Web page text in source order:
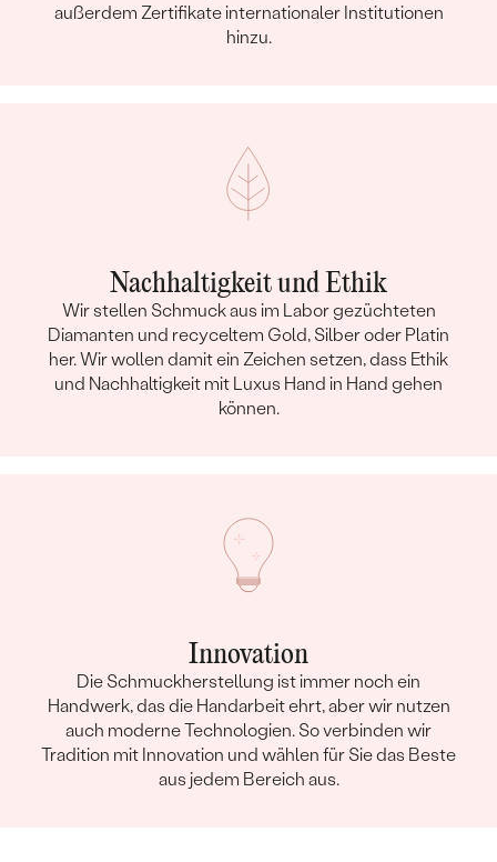
außerdem Zertifikate internationaler Institutionen
hinzu.
Nachhaltigkeit und Ethik
Wir stellen Schmuck aus im Labor gezüchteten
Diamanten und recyceltem Gold, Silber oder Platin
her. Wir wollen damit ein Zeichen setzen, dass Ethik
und Nachhaltigkeit mit Luxus Hand in Hand gehen
können.
Innovation
Die Schmuckherstellung ist immer noch ein
Handwerk, das die Handarbeit ehrt, aber wir nutzen
auch moderne Technologien. So verbinden wir
Tradition mit Innovation und wählen für Sie das Beste
aus jedem Bereich aus.